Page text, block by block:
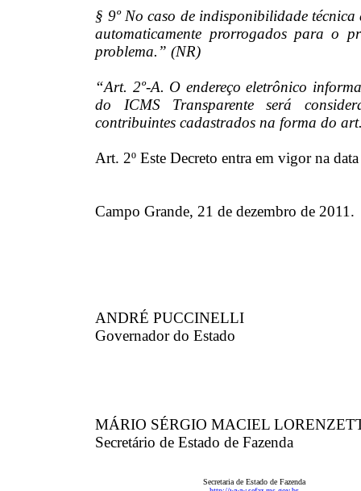
§ 9º No caso de indisponibilidade
automaticamente prorrogados para o
problema.” (NR)
“Art. 2º-A. O endereço eletrônico
do ICMS Transparente será
contribuintes cadastrados na forma do
Art. 2º Este Decreto entra em vigor na
Campo Grande, 21 de dezembro de 2011.
ANDRÉ PUCCINELLI
Governador do Estado
MÁRIO SÉRGIO MACIEL
Secretário de Estado de Fazenda
Secretaria de Estado de Fazenda